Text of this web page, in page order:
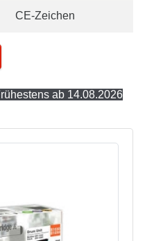
CE-Zeichen
ab 14.08.2026